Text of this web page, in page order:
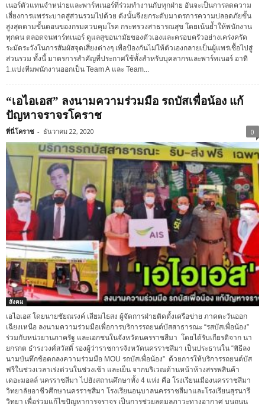
เนอร์ตัวแทนจำหน่ายและพาร์ทเนอร์ที่ร่วมทำงานกับทุกฝ่าย อันจะเป็นการลดความ
เสี่ยงการแพร่ระบาดสู่ส่วนรวมไปด้วย ดังนั้นจึงยกระดับมาตรการความปลอดภัยขั้น
สูงสุดตามขั้นตอนของกรมควบคุมโรค กระทรวงสาธารณสุข โดยเน้นย้ำให้พนักงาน
ทุกคน ตลอดจนพาร์ทเนอร์ ดูแลสุขอนามัยของตัวเองและครอบครัวอย่างเคร่งครัด
ระมัดระวังในการสัมผัสจุดเสี่ยงต่างๆ เพื่อป้องกันไม่ให้ตัวเองกลายเป็นผู้แพร่เชื้อไปสู่
ส่วนรวม ทั้งนี้ มาตรการสำคัญที่ประกาศใช้ทั้งสำหรับบุคลากรและพาร์ทเนอร์ อาทิ
1.แบ่งทีมพนักงานออกเป็น Team A และ Team...
“เอไอเอส” ลงนามความร่วมมือ รถบัสเพื่อน้อง แก้
ปัญหาจราจรโคราช
ที่นี่โคราช - ธันวาคม 22, 2020 0
สังคม
เอไอเอส โดยนายชัยณรงค์ เสียมไธสง ผู้จัดการฝ่ายติดตั้งเครือข่าย ภาคตะวันออก
เฉียงเหนือ ลงนามความร่วมมือเพื่อการบริการรถยนต์บัสสาธารณะ “รสบัสเพื่อน้อง”
ร่วมกับหน่วยานภาครัฐ และเอกชนในจังหวัดนครราชสีมา โดยได้รับเกียรติจาก นา
ยกรกต ธำรงวงศ์สวัสดิ์ รองผู้ว่าราชการจังหวัดนครราชสีมา เป็นประธานใน “พิธีลง
นามบันทึกข้อตกลงความร่วมมือ MOU รถบัสเพื่อน้อง” ด้วยการให้บริการรถยนต์บัส
ฟรีในช่วงเวลาเร่งด่วนในช่วงเช้า และเย็น จากบริเวณด้านหน้าห้างสรรพสินค้า
เดอะมอลล์ นครราชสีมา ไปยังสถานศึกษาทั้ง 4 แห่ง คือ โรงเรียนเมืองนครราชสีมา
วิทยาลัยอาชีวศึกษานครราชสีมา โรงเรียนอนุบาลนครราชสีมาและโรงเรียนสุรนารี
วิทยา เพื่อร่วมแก้ไขปัญหาการจราจร เป็นการช่วยลดมลภาวะทางอากาศ บนถนน